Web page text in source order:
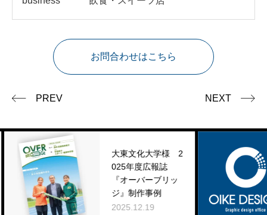
お問合わせはこちら
PREV NEXT
大東文化大学様 2
025年度広報誌
『オーバーブリッ
ジ』制作事例
2025.12.19
年
知ら